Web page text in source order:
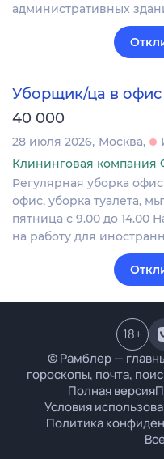
административных
Уборщик/ца в офис
40 000
28 июля 2026 Москва
Клининговая компания
Регулярная уборка
офис, уборка туалета,
пятница с 9.00 до 14.00
на работу для
© Рамблер —
гороскопы, почта,
Полная версия
Условия
Политика
18+